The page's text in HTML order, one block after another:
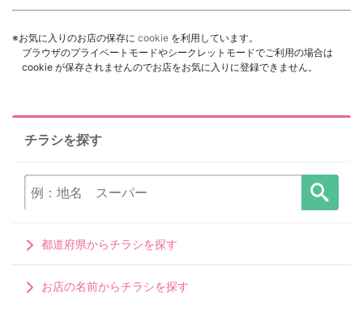
※お気に入りのお店の保存に cookie を利用しています。
ブラウザのプライベートモードやシークレットモードでご利用の場合は
cookie が保存されませんのでお店をお気に入りに登録できません。
チラシを探す
都道府県からチラシを探す
お店の名前からチラシを探す